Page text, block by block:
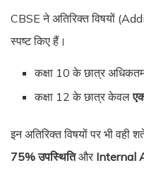
CBSE ने अतिरिक्त विषयों
स्पष्ट किए हैं।
कक्षा 10 के छात्र
कक्षा 12 के छात्र केवल
इन अतिरिक्त विषयों पर भी वही
75% उपस्थितिऔर Internal